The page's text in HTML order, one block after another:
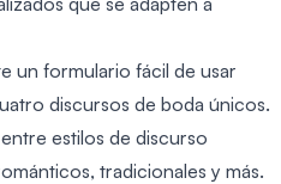
un formulario fácil de usar
discursos de boda únicos.
entre estilos de discurso
tradicionales y más.